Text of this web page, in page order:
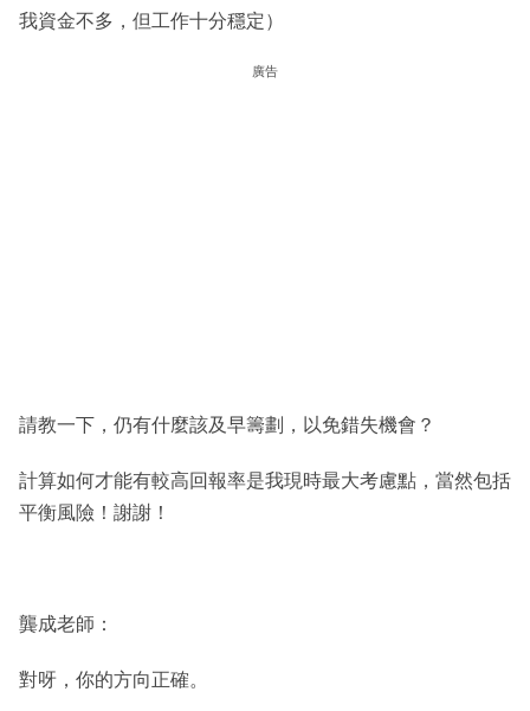
我資金不多，但工作十分穩定）
廣告
請教一下，仍有什麼該及早籌劃，以免錯失機會？
計算如何才能有較高回報率是我現時最大考慮點，當然包括
平衡風險！謝謝！
龔成老師：
對呀，你的方向正確。